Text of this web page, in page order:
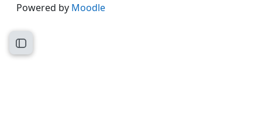
Kursindex öffnen
Powered by Moodle